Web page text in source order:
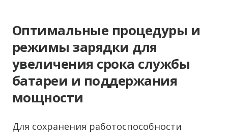
Оптимальные процедуры и
режимы зарядки для
увеличения срока службы
батареи и поддержания
мощности
Для сохранения работоспособности